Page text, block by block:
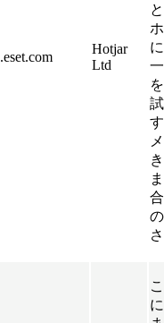
.eset.com
Hotjar
Ltd